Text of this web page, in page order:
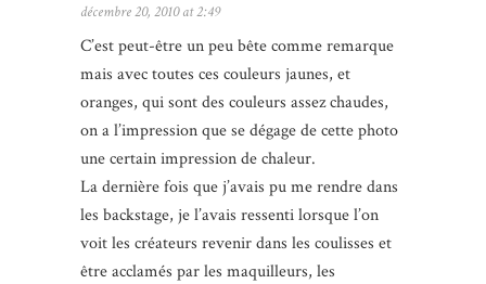
décembre 20, 2010 at 2:49
C’est peut-être un peu bête comme remarque
mais avec toutes ces couleurs jaunes, et
oranges, qui sont des couleurs assez chaudes,
on a l’impression que se dégage de cette photo
une certain impression de chaleur.
La dernière fois que j’avais pu me rendre dans
les backstage, je l’avais ressenti lorsque l’on
voit les créateurs revenir dans les coulisses et
être acclamés par les maquilleurs, les